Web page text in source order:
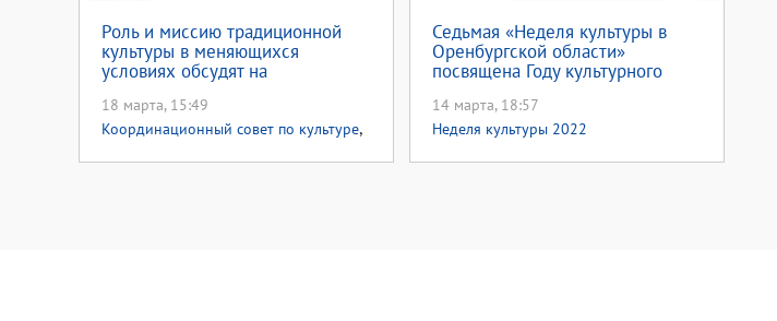
Роль и миссию традиционной
культуры в меняющихся
условиях обсудят на
министерстве культуры области
18 марта, 15:49
Координационный совет по культуре,
Седьмая «Неделя культуры в
Оренбургской области»
посвящена Году культурного
14 марта, 18:57
Неделя культуры 2022